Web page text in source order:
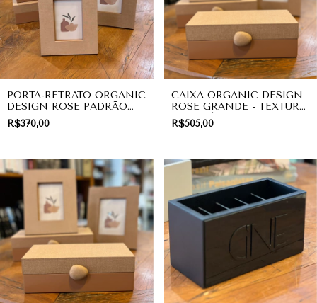
PORTA-RETRATO ORGANIC
DESIGN ROSE PADRÃO
10X15CM - TEXTURA
LINHO | DECORAÇÃO
R$370,00
CAIXA ORGANIC DESIGN
ROSE GRANDE - TEXTURA
LINHO | DECORAÇÃO
R$505,00